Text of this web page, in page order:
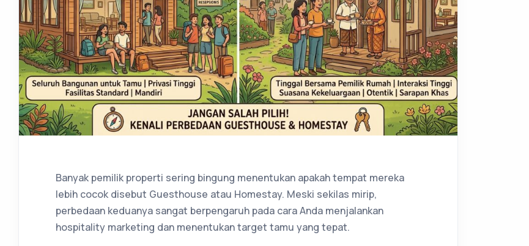
Banyak pemilik properti sering bingung menentukan apakah tempat mereka
lebih cocok disebut Guesthouse atau Homestay. Meski sekilas mirip,
perbedaan keduanya sangat berpengaruh pada cara Anda menjalankan
hospitality marketing dan menentukan target tamu yang tepat.